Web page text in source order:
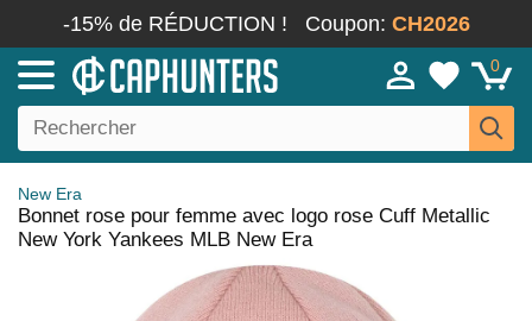
-15% de RÉDUCTION ! Coupon: CH2026
0
New Era
Bonnet rose pour femme avec logo rose Cuff Metallic
New York Yankees MLB New Era